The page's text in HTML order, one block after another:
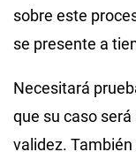
sobre este
se presente a
Necesitará
que su caso
validez.